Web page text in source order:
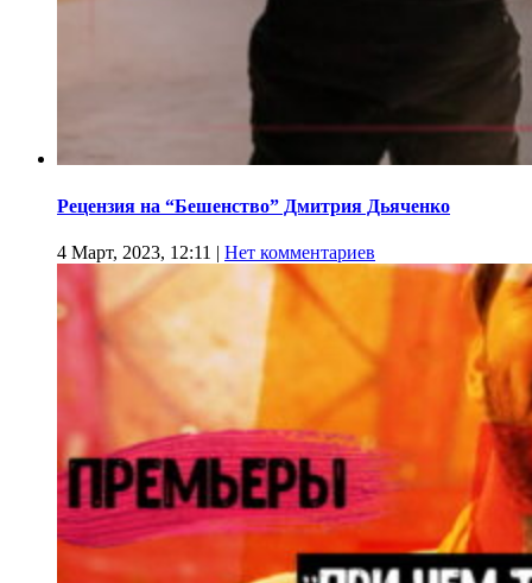
Рецензия на “Бешенство” Дмитрия Дьяченко
4 Март, 2023, 12:11 | Нет комментариев